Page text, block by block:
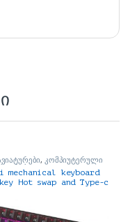
,კომპიუტერული
mechanical keyboard
Hot swap and Type-c